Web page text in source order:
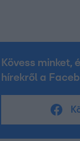
Kövess minket,
hírekről a